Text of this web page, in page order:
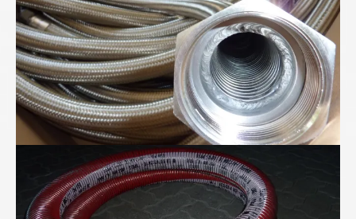
"Für Anspruchsvolle" - Folienwickelschlauch mit
PTFE-Seele